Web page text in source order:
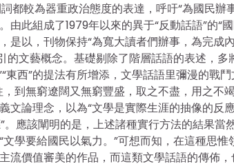
都較為器重政治態度的表達，呼吁“為國民辦
此組成了1979年以來的異于“反動話語”的“
是以，刊物保持“為寬大讀者們辦事，為完成
的文藝概念。基礎剔除了階層話語的表述，多
東西”的提法有所增添，文學話語里彌漫的戰
到無窮遼闊又無窮豐盛，取之不盡，用之不
文論理念，以為“文學是實際生涯的抽像的反
應該闡明的是，上述諸種實行方法的結果當
學要給國民以氣力。”可想而知，在這種思
流價值審美的作品，而這類文學話語的傳佈，